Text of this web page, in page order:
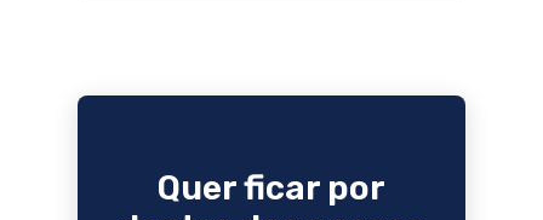
Quer ficar por